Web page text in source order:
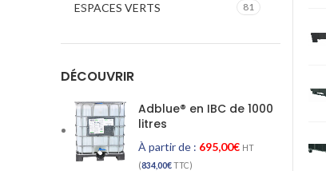
ESPACES VERTS 81
DÉCOUVRIR
Adblue® en IBC de 1000
litres
À partir de : 695,00€ HT
(834,00€TTC)